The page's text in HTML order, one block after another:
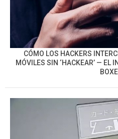
CÓMO LOS HACKERS
MÓVILES SIN ‘HACKEAR’ — EL